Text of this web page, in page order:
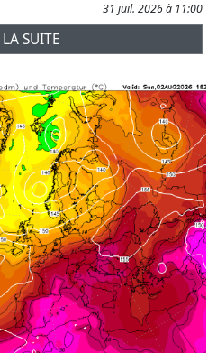
31 juil. 2026 à 11:00
SUITE